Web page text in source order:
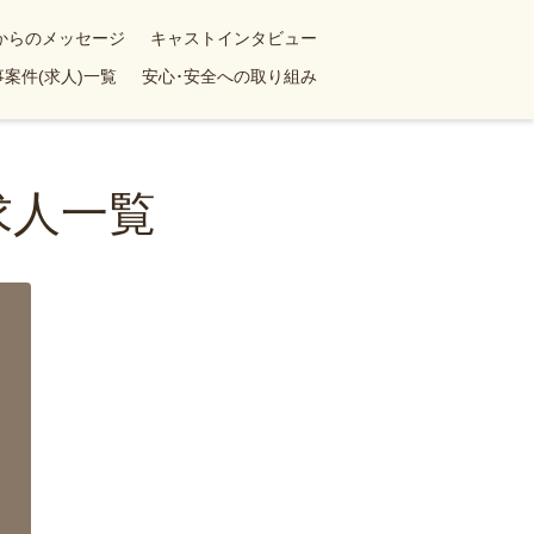
らのメッセージ
キャストインタビュー
案件(求人)一覧
安心･安全への取り組み
一覧